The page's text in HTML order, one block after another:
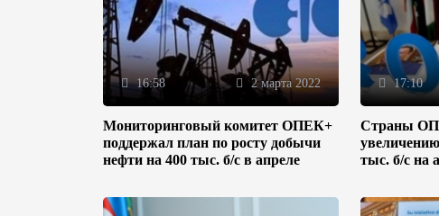
16:58 2 марта 2022
Мониторинговый комитет ОПЕК+
поддержал план по росту добычи
нефти на 400 тыс. б/с в апреле
17:10
Страны
тыс. б/с на